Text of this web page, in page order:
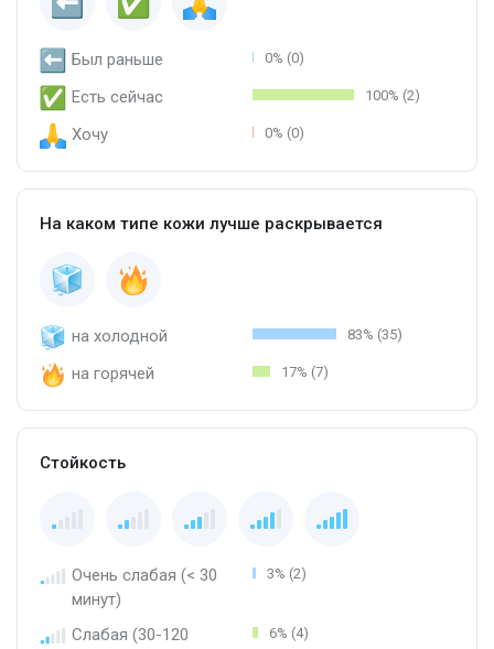
Был раньше 0% (0)
Есть сейчас 100% (2)
Хочу 0% (0)
На каком типе кожи лучше раскрывается
на холодной 83% (35)
на горячей 17% (7)
Стойкость
Очень слабая (< 30
минут)
3% (2)
Слабая (30-120
6% (4)